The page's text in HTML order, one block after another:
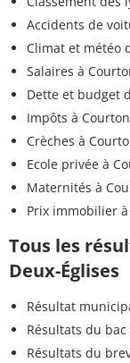
Accidents de
Climat et météo
Salaires à
Dette et budget
Impôts à
Crèches à
Ecole privée à
Maternités à
Prix immobilier
Tous les
Deux-Églises
Résultat
Résultats du
Résultats du